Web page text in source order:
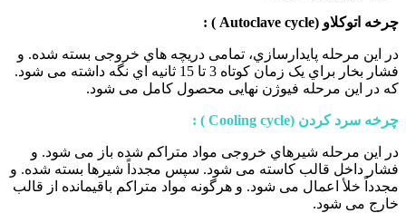
چرخه اتوکلاو (Autoclave cycle ) :
در این مرحله پایدارسازي، تمامی دریچه هاي خروجی بسته شده. و
فشار بخار براي یک زمان کوتاه 3 تا 15 ثانیه اي نگه داشته می شود.
که در این مرحله فیوژن نهایی محصول کامل می شود.
چرخه سرد کردن (Cooling cycle ) :
در این مرحله شیرهاي خروجی مواد متراکم شده باز می شود. و
فشار داخل قالب کاسته می شود. سپس مجدداً شیرها بسته شده. و
مجدداً خلأ اعمال می شود. و هرگونه مواد متراکم باقیمانده از قالب
خارج می شود.